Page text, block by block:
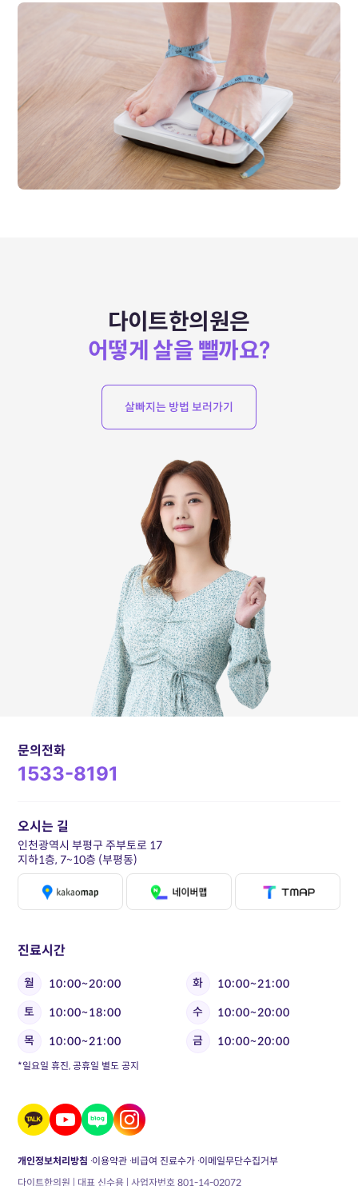
다이트한의원은
어떻게 살을 뺄까요?
살빠지는 방법 보러가기
문의전화
1533-8191
진료시간
월 10:00~20:00 화
10:00~21:00
토
10:00~18:00 수
10:00~20:00
목
10:00~21:00 금 10:00~20:00
*일요일 휴진, 공휴일 별도 공지
오시는 길
인천광역시 부평구 주부토로 17
지하1층, 7~10층 (부평동)
개인정보처리방침 이용약관 비급여 진료수가 이메일무단수집거부
다이트한의원 | 대표 신수용 | 사업자번호 801-14-02072